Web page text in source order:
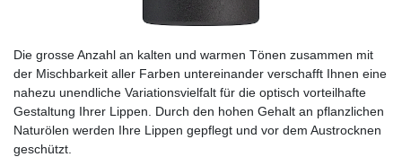
Die grosse Anzahl an kalten und warmen Tönen zusammen mit
der Mischbarkeit aller Farben untereinander verschafft Ihnen eine
nahezu unendliche Variationsvielfalt für die optisch vorteilhafte
Gestaltung Ihrer Lippen. Durch den hohen Gehalt an pflanzlichen
Naturölen werden Ihre Lippen gepflegt und vor dem Austrocknen
geschützt.